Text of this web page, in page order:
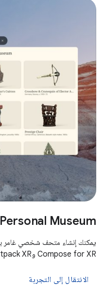
Personal Museum
Compose for XR وARCore for Jetpack XR.
الانتقال إلى التجربة